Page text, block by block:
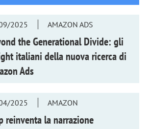
2025 AMAZON ADS
the Generational Divide: gli
italiani della nuova ricerca di
Ads
2025 AMAZON
reinventa la narrazione